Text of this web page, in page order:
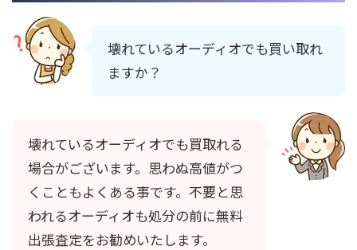
壊れているオーディオでも買い取れ
ますか？
壊れているオーディオでも買取れる
場合がございます。思わぬ高値がつ
くこともよくある事です。不要と思
われるオーディオも処分の前に無料
出張査定をお勧めいたします。